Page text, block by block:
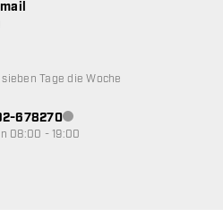
nicht verfügbar
Tage die Woche
678270Kundenservice nicht
08:00 - 19:00